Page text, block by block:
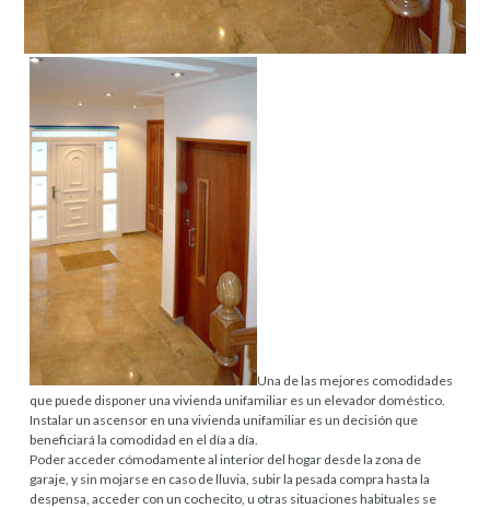
Una de las mejores comodidades
que puede disponer una vivienda unifamiliar es un elevador doméstico.
Instalar un ascensor en una vivienda unifamiliar es un decisión que
beneficiará la comodidad en el día a día.
Poder acceder cómodamente al interior del hogar desde la zona de
garaje, y sin mojarse en caso de lluvia, subir la pesada compra hasta la
despensa, acceder con un cochecito, u otras situaciones habituales se